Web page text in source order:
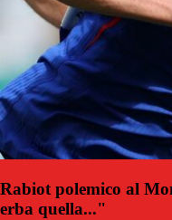
Rabiot polemico al
erba quella..."